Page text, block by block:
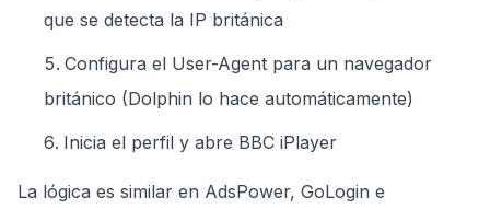
que se detecta la IP británica
Configura el User-Agent para un navegador
británico (Dolphin lo hace automáticamente)
Inicia el perfil y abre BBC iPlayer
La lógica es similar en AdsPower, GoLogin e